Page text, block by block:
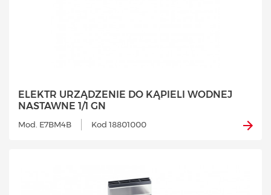
ELEKTR URZĄDZENIE DO KĄPIELI WODNEJ
NASTAWNE 1/1 GN
Mod. E7BM4B Kod 18801000